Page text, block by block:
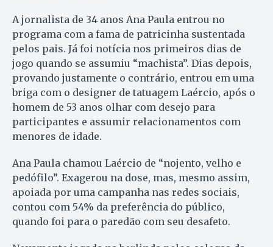
A jornalista de 34 anos Ana Paula entrou no
programa com a fama de patricinha sustentada
pelos pais. Já foi notícia nos primeiros dias de
jogo quando se assumiu “machista”. Dias depois,
provando justamente o contrário, entrou em uma
briga com o designer de tatuagem Laércio, após o
homem de 53 anos olhar com desejo para
participantes e assumir relacionamentos com
menores de idade.
Ana Paula chamou Laércio de “nojento, velho e
pedófilo”. Exagerou na dose, mas, mesmo assim,
apoiada por uma campanha nas redes sociais,
contou com 54% da preferência do público,
quando foi para o paredão com seu desafeto.